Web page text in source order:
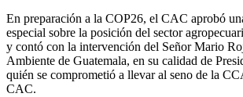
En preparación a la COP26, el CAC aprobó
especial sobre la posición del sector
y contó con la intervención del Señor Mario
Ambiente de Guatemala, en su calidad de
quién se comprometió a llevar al seno de la
CAC.